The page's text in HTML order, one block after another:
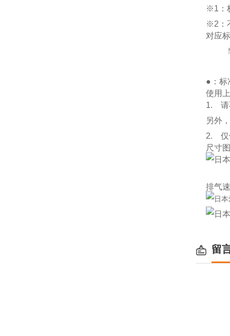
質量
吸・
最大
※1：
※2：
对应
●：标
使用
1. 请
另外
2. 仅
尺寸图
排气
留